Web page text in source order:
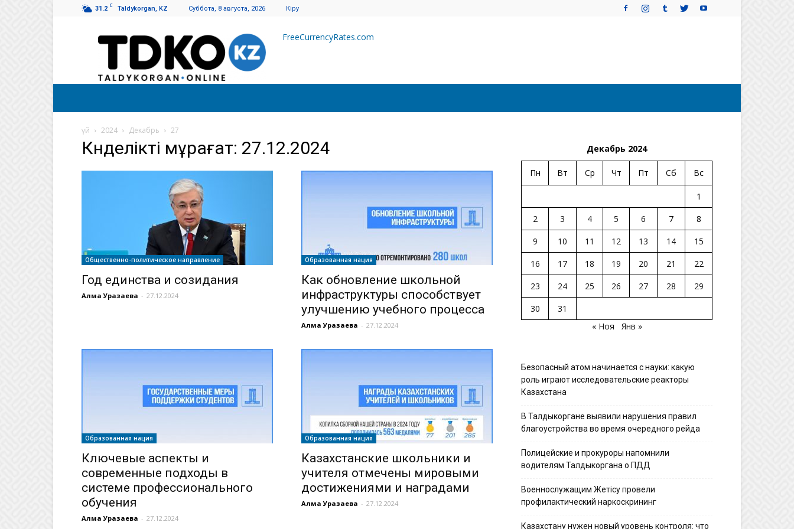
31.2 C Taldykorgan, KZ Суббота, 8 августа, 2026 Кіру
Талдықорған
FreeCurrencyRates.com
үй 2024 Декабрь 27
Күнделікті мұрағат: 27.12.2024
Общественно-политическое направление
Год единства и созидания
Алма Уразаева - 27.12.2024
Образованная нация
Как обновление школьной
инфраструктуры способствует
улучшению учебного процесса
Алма Уразаева - 27.12.2024
Образованная нация
Ключевые аспекты и
современные подходы в
системе профессионального
обучения
Алма Уразаева - 27.12.2024
Образованная нация
Казахстанские школьники и
учителя отмечены мировыми
достижениями и наградами
Алма Уразаева - 27.12.2024
Декабрь 2024
Пн Вт Ср Чт Пт Сб Вс
1
2
3 4 5 6 7
8
9
10 11 12 13 14
15
16
17 18 19 20 21
22
23
24 25 26 27 28
29
30
31
« Ноя
Янв »
Безопасный атом начинается с науки: какую
роль играют исследовательские реакторы
Казахстана
В Талдыкоргане выявили нарушения правил
благоустройства во время очередного рейда
Полицейские и прокуроры напомнили
водителям Талдыкоргана о ПДД
Военнослужащим Жетісу провели
профилактический наркоскрининг
Казахстану нужен новый уровень контроля: что